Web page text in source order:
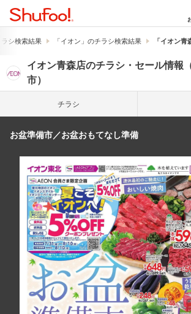
シ検索結果 「イオン」のチラシ検索結果 「イオン
イオン青森店のチラシ・セール情報
市）
チラシ
お盆準備市／お盆おもてなし準備